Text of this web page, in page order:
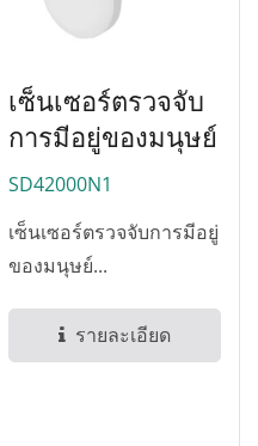
เซ็นเซอร์ตรวจจับ
การมีอยู่ของมนุษย์
SD42000N1
เซ็นเซอร์ตรวจจับการมีอยู่
ของมนุษย์...
รายละเอียด